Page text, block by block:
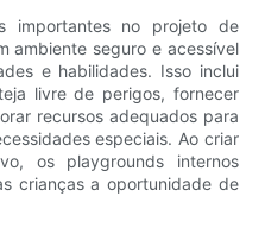
importantes no projeto de
ambiente seguro e acessível
e habilidades. Isso inclui
livre de perigos, fornecer
recursos adequados para
especiais. Ao criar
os playgrounds internos
crianças a oportunidade de